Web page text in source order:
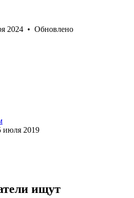
2024 • Обновлено
июля 2019
ищут